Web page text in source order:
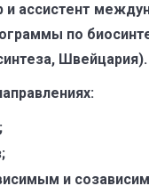
и ассистент
по
Швейцария).
и